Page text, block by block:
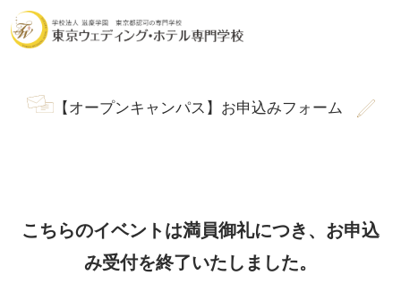
【オープンキャンパス】お申込みフォーム
こちらのイベントは満員御礼につき、 お申込
み受付を終了いたしました。